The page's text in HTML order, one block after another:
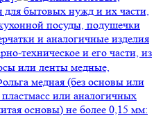
для бытовых нужд и их части,
посуды, подушечки
и аналогичные изделия
техническое и его части, из
или ленты медные,
медная (без основы или
или аналогичных
основы) не более 0,15 мм: